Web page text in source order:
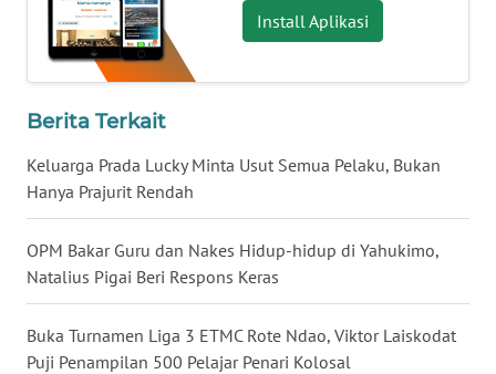
Install Aplikasi
Berita Terkait
Keluarga Prada Lucky Minta Usut Semua Pelaku, Bukan
Hanya Prajurit Rendah
OPM Bakar Guru dan Nakes Hidup-hidup di Yahukimo,
Natalius Pigai Beri Respons Keras
Buka Turnamen Liga 3 ETMC Rote Ndao, Viktor Laiskodat
Puji Penampilan 500 Pelajar Penari Kolosal
WN
KALTIM
SULSEL
WN
GORONTALO
WN
SULUT
WN
MALUKU